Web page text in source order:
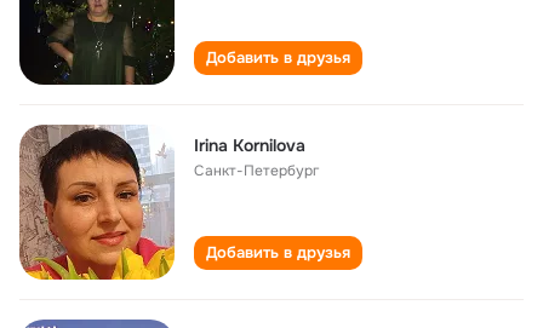
Добавить в друзья
Irina Kornilova
Санкт-Петербург
Добавить в друзья